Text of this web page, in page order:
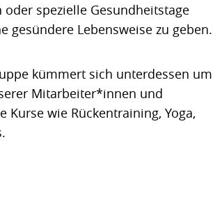
spezielle Gesundheitstage
Lebensweise zu geben.
kümmert sich unterdessen um
Mitarbeiter*innen und
Kurse wie Rückentraining, Yoga,